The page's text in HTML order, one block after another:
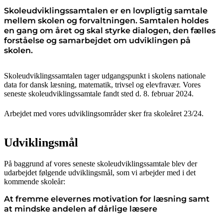
Skoleudviklingssamtalen er en lovpligtig samtale
mellem skolen og forvaltningen. Samtalen holdes
en gang om året og skal styrke dialogen, den fælles
forståelse og samarbejdet om udviklingen på
skolen.
Skoleudviklingssamtalen tager udgangspunkt i skolens nationale
data for dansk læsning, matematik, trivsel og elevfravær. Vores
seneste skoleudviklingssamtale fandt sted d. 8. februar 2024.
Arbejdet med vores udviklingsområder sker fra skoleåret 23/24.
Udviklingsmål
På baggrund af vores seneste skoleudviklingssamtale blev der
udarbejdet følgende udviklingsmål, som vi arbejder med i det
kommende skoleår:
At fremme elevernes motivation for læsning samt
at mindske andelen af dårlige læsere